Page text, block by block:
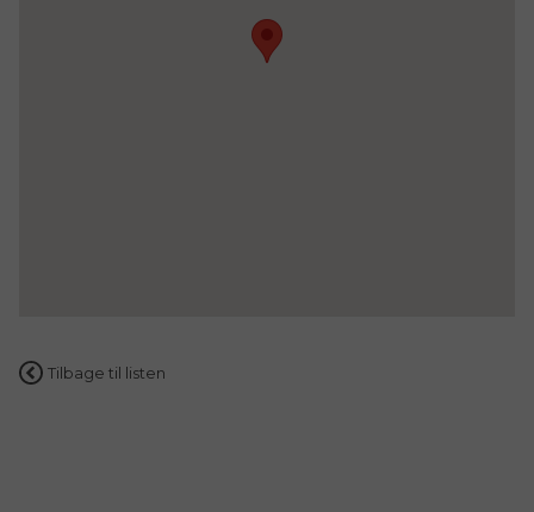
Tilbage til listen